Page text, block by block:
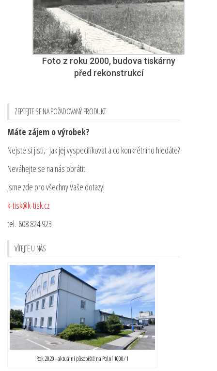
Foto z roku 2000, budova tiskárny
před rekonstrukcí
ZEPTEJTE SE NA POŽADOVANÝ PRODUKT
Máte zájem o výrobek?
Nejste si jisti, jak jej vyspecifikovat a co konkrétního hledáte?
Neváhejte se na nás obrátit!
Jsme zde pro všechny Vaše dotazy!
k-tisk@k-tisk.cz
tel. 608 824 923
VÍTEJTE U NÁS
Rok 2020 - aktuální působiště na Polní 1000/1